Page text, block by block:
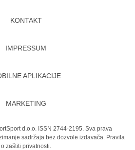
KONTAKT
IMPRESSUM
APLIKACIJE
MARKETING
d.o.o. ISSN 2744-2195. Sva prava
sadržaja bez dozvole izdavača. Pravila
o zaštiti privatnosti.